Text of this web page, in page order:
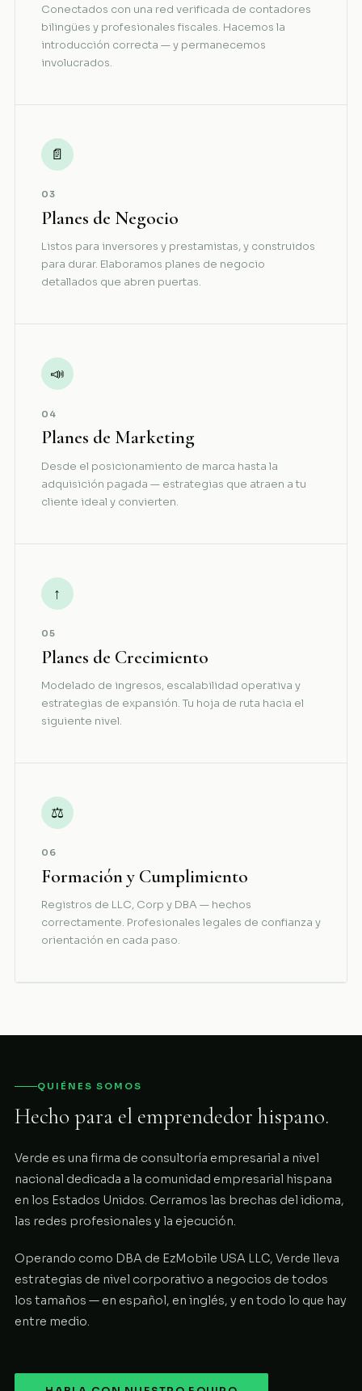
Conectados con una red verificada de contadores
bilingües y profesionales fiscales. Hacemos la
introducción correcta — y permanecemos
involucrados.
📄
03
Planes de Negocio
Listos para inversores y prestamistas, y construidos
para durar. Elaboramos planes de negocio
detallados que abren puertas.
📣
04
Planes de Marketing
Desde el posicionamiento de marca hasta la
adquisición pagada — estrategias que atraen a tu
cliente ideal y convierten.
↑
05
Planes de Crecimiento
Modelado de ingresos, escalabilidad operativa y
estrategias de expansión. Tu hoja de ruta hacia el
siguiente nivel.
⚖
06
Formación y Cumplimiento
Registros de LLC, Corp y DBA — hechos
correctamente. Profesionales legales de confianza y
orientación en cada paso.
QUIÉNES SOMOS
Hecho para el emprendedor hispano.
Verde es una firma de consultoría empresarial a nivel
nacional dedicada a la comunidad empresarial hispana
en los Estados Unidos. Cerramos las brechas del idioma,
las redes profesionales y la ejecución.
Operando como DBA de EzMobile USA LLC, Verde lleva
estrategias de nivel corporativo a negocios de todos
los tamaños — en español, en inglés, y en todo lo que hay
entre medio.